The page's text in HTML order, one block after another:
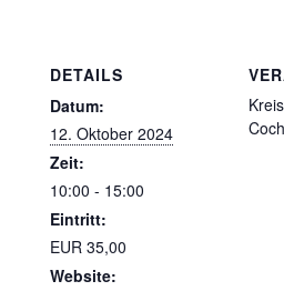
DETAILS
Datum:
12. Oktober 2024
Zeit:
10:00 - 15:00
Eintritt:
EUR 35,00
Website: